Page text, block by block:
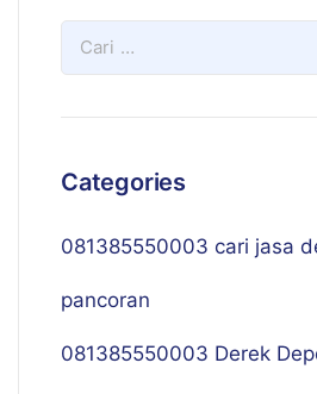
Categories
081385550003 cari jasa
pancoran
081385550003 Derek